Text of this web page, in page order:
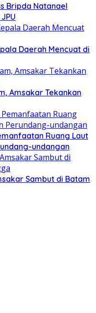
Bripda Natanael
Daerah Mencuat di
Amsakar Tekankan
Ruang Laut
undangan
Sambut di Batam